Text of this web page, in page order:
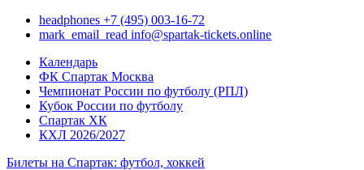
headphones +7 (495) 003-16-72
mark_email_read info@spartak-tickets.online
Календарь
ФК Спартак Москва
Чемпионат России по футболу (РПЛ)
Кубок России по футболу
Спартак ХК
КХЛ 2026/2027
Билеты на Спартак: футбол, хоккей